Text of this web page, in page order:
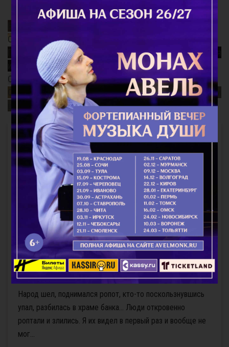
Смысл поста
Почему так важно поминать усопших? Непридуманная
история...
Старец Варнава (Меркулов)
Священномученик Ермоген, патриарх Московский и
всея Руси
Интересное
Святая Вода
Народ шел, поднимался ропот, кто-то поскользнувшись
упал, разбилась в храме банка… Люди откровенно
роптали и злились. Я их видел в первый раз и вообще не
мог...